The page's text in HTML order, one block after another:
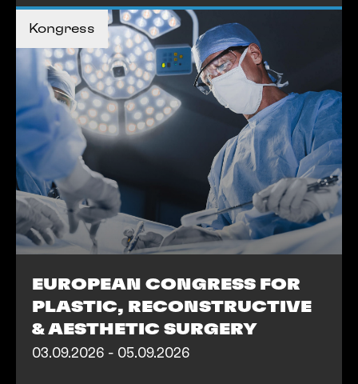
Kongress
MEHR INFOS
MEHR INFOS
EUROPEAN CONGRESS FOR
PLASTIC, RECONSTRUCTIVE
& AESTHETIC SURGERY
03.09.2026 - 05.09.2026